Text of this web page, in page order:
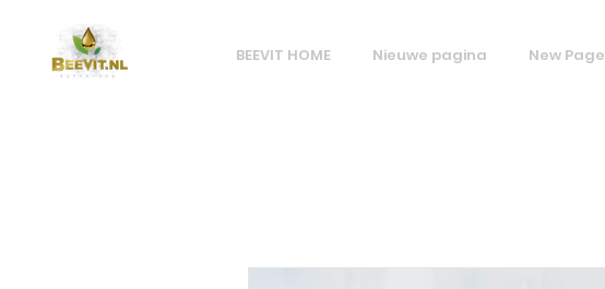
BEEVIT HOME Nieuwe pagina New Page